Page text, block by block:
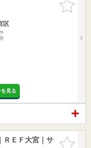
りに追加
区
分
見る
お気に入
ＥＦ大宮｜サ